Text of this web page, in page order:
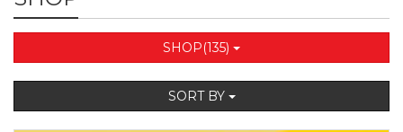
SHOP(135)
SORT BY